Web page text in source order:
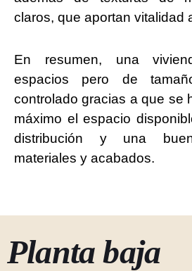
claros, que aportan vitalidad
En resumen, una
espacios pero de
controlado gracias a que se
máximo el espacio
distribución y una
materiales y acabados.
Planta baja